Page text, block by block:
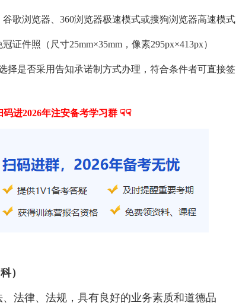
歌浏览器、360浏览器极速模式或搜狗浏览器高速模式
证件照（尺寸25mm×35mm，像素295px×413px）
择是否采用告知承诺制方式办理，符合条件者可直接签
码进2026年注安备考学习群 ☟☟
）
法律、法规，具有良好的业务素质和道德品